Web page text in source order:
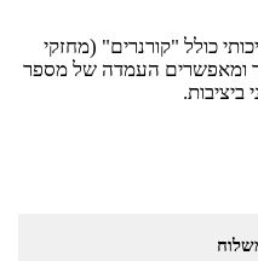
כולל "קורנרים" (מחזקי
ומאפשרים העמדה של מספר